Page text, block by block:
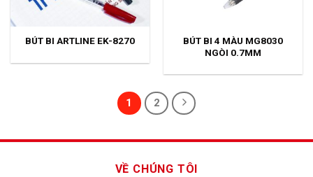
BÚT BI ARTLINE EK-8270
BÚT BI 4 MÀU MG8030
NGÒI 0.7MM
1 2
VỀ CHÚNG TÔI